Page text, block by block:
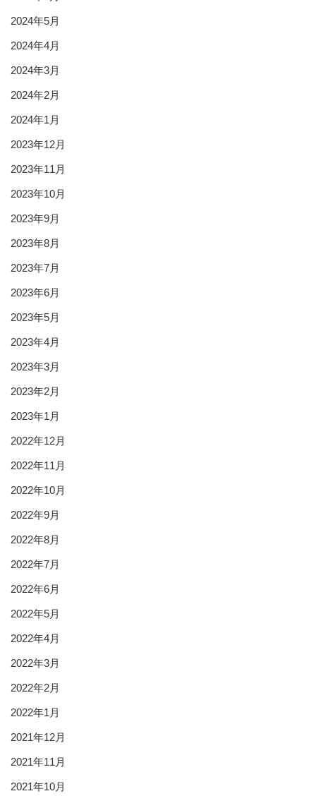
2024年5月
2024年4月
2024年3月
2024年2月
2024年1月
2023年12月
2023年11月
2023年10月
2023年9月
2023年8月
2023年7月
2023年6月
2023年5月
2023年4月
2023年3月
2023年2月
2023年1月
2022年12月
2022年11月
2022年10月
2022年9月
2022年8月
2022年7月
2022年6月
2022年5月
2022年4月
2022年3月
2022年2月
2022年1月
2021年12月
2021年11月
2021年10月